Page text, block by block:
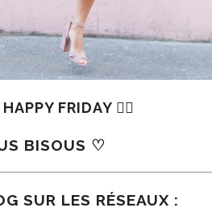
FRIDAY ✌🏻
BISOUS ♡
SUR LES RÉSEAUX :